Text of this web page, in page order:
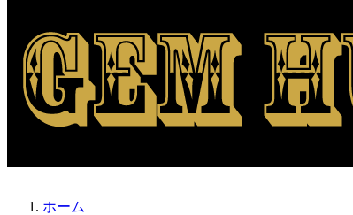
ホーム